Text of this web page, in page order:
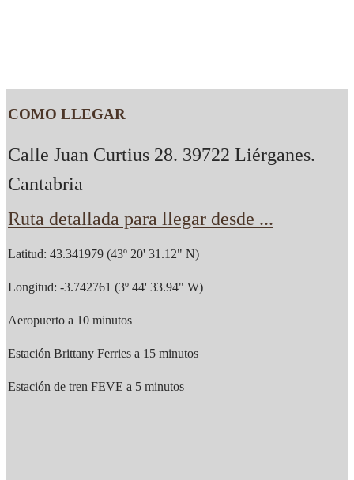
COMO LLEGAR
Calle Juan Curtius 28. 39722 Liérganes.
Cantabria
Ruta detallada para llegar desde ...
Latitud: 43.341979 (43º 20' 31.12" N)
Longitud: -3.742761 (3º 44' 33.94" W)
Aeropuerto a 10 minutos
Estación Brittany Ferries a 15 minutos
Estación de tren FEVE a 5 minutos